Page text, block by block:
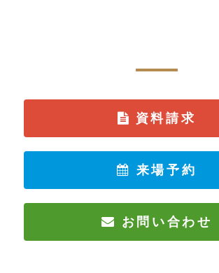
資料請求
来場予約
お問い合わせ